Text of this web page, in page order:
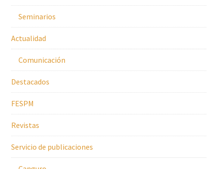
Seminarios
Actualidad
Comunicación
Destacados
FESPM
Revistas
Servicio de publicaciones